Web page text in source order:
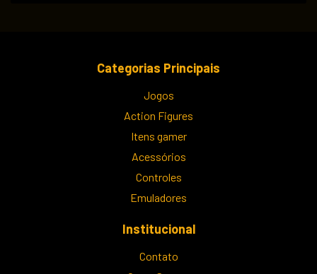
Categorias Principais
Jogos
Action Figures
Itens gamer
Acessórios
Controles
Emuladores
Institucional
Contato